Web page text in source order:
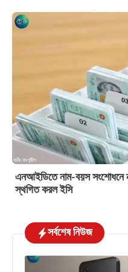
এনআইডিতে নাম-বয়স সংশোধনে
স্থগিত করল ইসি
সর্বশেষ নিউজ